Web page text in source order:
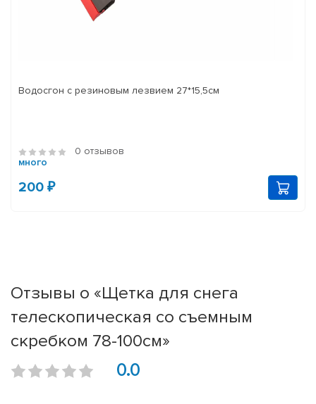
Водосгон с резиновым лезвием 27*15,5см
0 отзывов
много
200 ₽
Отзывы о «Щетка для снега
телескопичеcкая со съемным
скребком 78-100см»
0.0